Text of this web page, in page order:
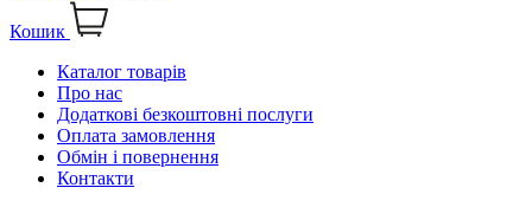
Кошик
Каталог товарів
Про нас
Додаткові безкоштовні послуги
Оплата замовлення
Обмін і повернення
Контакти